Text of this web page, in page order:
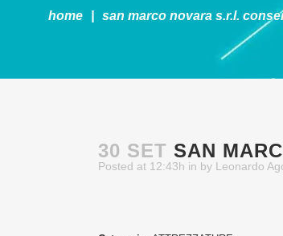
home san marco novara s.r.l.
30 SET SAN
Posted at 12:43h in by Leonardo